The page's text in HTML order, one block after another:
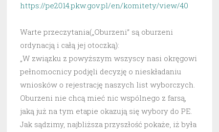
https://pe2014.pkw.gov.pl/en/komitety/view/40
Warte przeczytania(„Oburzeni” są oburzeni
ordynacją i całą jej otoczką):
„W związku z powyższym wszyscy nasi okręgowi
pełnomocnicy podjęli decyzję o nieskładaniu
wniosków o rejestrację naszych list wyborczych.
Oburzeni nie chcą mieć nic wspólnego z farsą,
jaką już na tym etapie okazują się wybory do PE.
Jak sądzimy, najbliższa przyszłość pokaże, iż była